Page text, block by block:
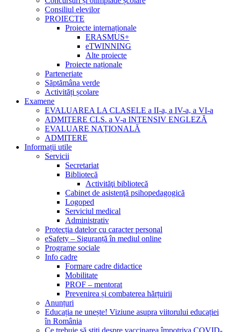
Consiliul elevilor
PROIECTE
Proiecte internaționale
ERASMUS+
eTWINNING
Alte proiecte
Proiecte naționale
Parteneriate
Săptămâna verde
Activități școlare
Examene
EVALUAREA LA CLASELE a II-a, a IV-a, a VI-a
ADMITERE CLS. a V-a INTENSIV ENGLEZĂ
EVALUARE NAȚIONALĂ
ADMITERE
Informații utile
Servicii
Secretariat
Bibliotecă
Activităţi bibliotecă
Cabinet de asistenţă psihopedagogică
Logoped
Serviciul medical
Administrativ
Protecția datelor cu caracter personal
eSafety – Siguranță în mediul online
Programe sociale
Info cadre
Formare cadre didactice
Mobilitate
PROF – mentorat
Prevenirea și combaterea hărțuirii
Anunțuri
Educația ne unește! Viziune asupra viitorului educației
în România
Ce trebuie să știți despre vaccinarea împotriva COVID-